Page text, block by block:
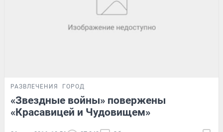
РАЗВЛЕЧЕНИЯ ГОРОД
«Звездные войны» повержены
«Красавицей и Чудовищем»